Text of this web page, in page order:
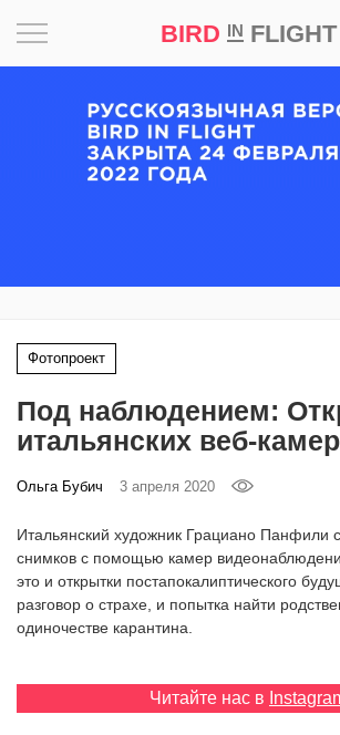
BIRD INFLIGHT
Фотопроект
Под наблюдением:
итальянских веб-камер
Ольга Бубич 3 апреля 2020
Итальянский художник Грациано Панфили
снимков с помощью камер
это и открытки постапокалиптического
разговор о страхе, и попытка найти
одиночестве карантина.
Читайте нас в